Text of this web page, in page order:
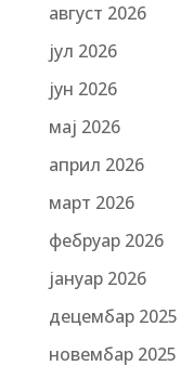
август 2026
јул 2026
јун 2026
мај 2026
април 2026
март 2026
фебруар 2026
јануар 2026
децембар 2025
новембар 2025